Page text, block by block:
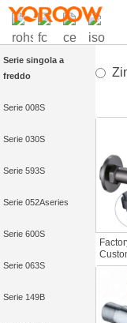
Serie singola a
freddo
Serie 008S
Serie 030S
Serie 593S
Serie 052Aseries
Serie 600S
Serie 063S
Serie 149B
Spout